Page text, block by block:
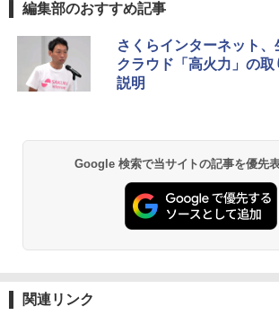
編集部のおすすめ記事
さくらインターネット
クラウド「高火力」の取
説明
Google 検索で当サイトの記事を優先
関連リンク